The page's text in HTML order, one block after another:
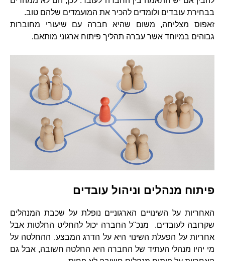
בבחירת עובדים ולומדים להכיר את המועמדים שלהם טוב.
זאפוס מצליחה, משום שהיא חברה עם שיעורי מחוברות
גבוהים במיוחד אשר עברה תהליך פיתוח ארגוני מותאם.
פיתוח מנהלים וניהול עובדים
האחריות על השינויים הארגוניים נופלת על שכבת המנהלים
שקרובה לעובדים. מנכ"ל החברה יכול להחליט החלטות אבל
אחריות על הפעלת השינוי היא על הדרג המבצע. ההחלטה על
מי יהיו מנהלי העתיד של החברה היא החלטה חשובה, אבל גם